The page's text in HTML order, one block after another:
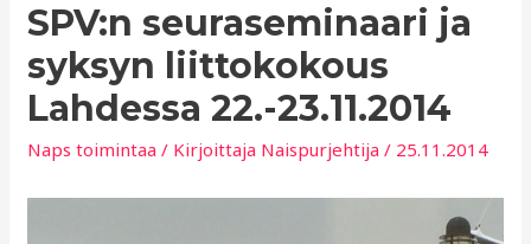
SPV:n seuraseminaari ja
syksyn liittokokous
Lahdessa 22.-23.11.2014
Naps toimintaa / Kirjoittaja Naispurjehtija / 25.11.2014